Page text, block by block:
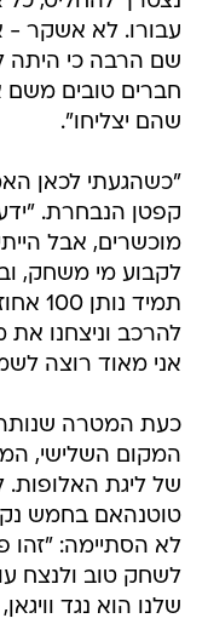
עבורו. לא אשקר -
שם הרבה כי היתה
חברים טובים משם
שהם יצליחו".
"כשהגעתי לכאן
קפטן הנבחרת.
מוכשרים, אבל
לקבוע מי משחק,
תמיד
להרכב וניצחנו
אני מאוד רוצה
כעת המטרה
המקום השלישי,
של ליגת האלופות.
טוטנהאם בחמש
לא הסתיימה: "זהו
לשחק טוב ולנצח
שלנו הוא נגד